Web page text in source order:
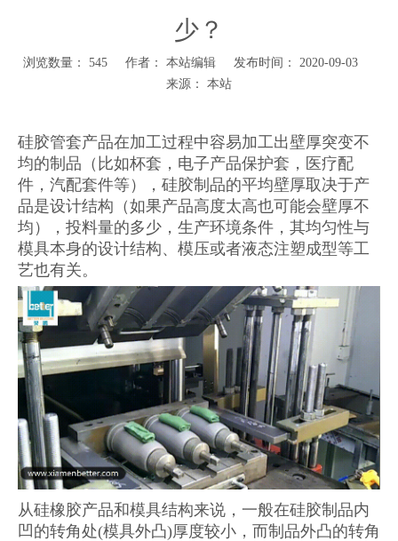
少？
浏览数量： 545作者： 本站编辑 发布时间： 2020-09-03
来源： 本站
硅胶管套产品在加工过程中容易加工出壁厚突变不
均的制品（比如杯套，电子产品保护套，医疗配
件，汽配套件等），硅胶制品的平均壁厚取决于产
品是设计结构（如果产品高度太高也可能会壁厚不
均），投料量的多少，生产环境条件，其均匀性与
模具本身的设计结构、模压或者液态注塑成型等工
艺也有关。
从硅橡胶产品和模具结构来说，一般在硅胶制品内
凹的转角处(模具外凸)厚度较小，而制品外凸的转角